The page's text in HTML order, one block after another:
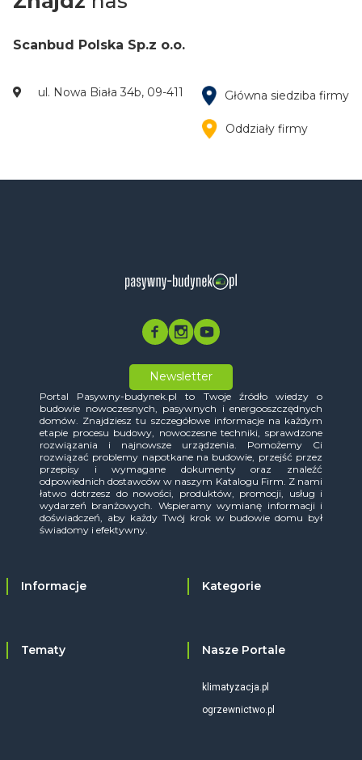
Scanbud Polska Sp.z o.o.
ul. Nowa Biała 34b, 09-411 Główna siedziba firmy
Oddziały firmy
Newsletter
Portal Pasywny-budynek.pl to Twoje źródło wiedzy o
budowie nowoczesnych, pasywnych i energooszczędnych
domów. Znajdziesz tu szczegółowe informacje na każdym
etapie procesu budowy, nowoczesne techniki, sprawdzone
rozwiązania i najnowsze urządzenia. Pomożemy Ci
rozwiązać problemy napotkane na budowie, przejść przez
przepisy i wymagane dokumenty oraz znaleźć
odpowiednich dostawców w naszym Katalogu Firm. Z nami
łatwo dotrzesz do nowości, produktów, promocji, usług i
wydarzeń branżowych. Wspieramy wymianę informacji i
doświadczeń, aby każdy Twój krok w budowie domu był
świadomy i efektywny.
Informacje Kategorie
Tematy Nasze Portale
klimatyzacja.pl
ogrzewnictwo.pl